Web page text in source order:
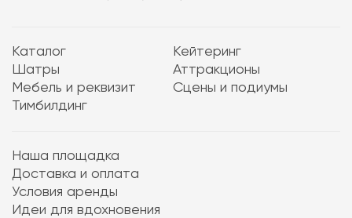
Каталог
Кейтеринг
Шатры
Аттракционы
Мебель и реквизит
Сцены и подиумы
Тимбилдинг
Наша площадка
Доставка и оплата
Условия аренды
Идеи для вдохновения